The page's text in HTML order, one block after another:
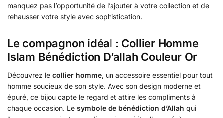
manquez pas l’opportunité de l’ajouter à votre collection et de
rehausser votre style avec sophistication.
Le compagnon idéal : Collier Homme
Islam Bénédiction D’allah Couleur Or
Découvrez le collier homme, un accessoire essentiel pour tout
homme soucieux de son style. Avec son design moderne et
épuré, ce bijou capte le regard et attire les compliments à
chaque occasion. Le symbole de bénédiction d’Allah qui